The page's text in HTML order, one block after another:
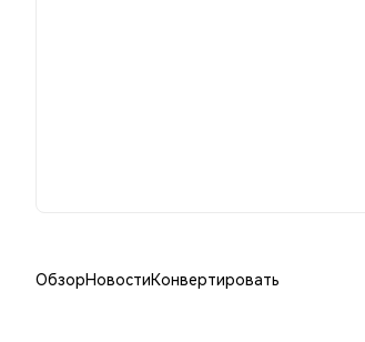
ОбзорНовостиКонвертировать